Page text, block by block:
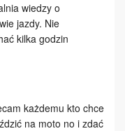
wiedzy o
jazdy. Nie
kilka godzin
każdemu kto chce
na moto no i zdać